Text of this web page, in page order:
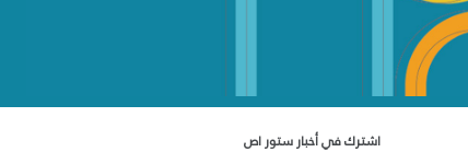
اشترك في أخبار ستور اص